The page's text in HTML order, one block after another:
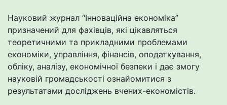
Науковий журнал “Інноваційна економіка”
призначений для фахівців, які цікавляться
теоретичними та прикладними проблемами
економіки, управління, фінансів, оподаткування,
обліку, аналізу, економічної безпеки і дає змогу
науковій громадськості ознайомитися з
результатами досліджень вчених-економістів.